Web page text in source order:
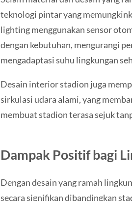
teknologi pintar yang
lighting menggunakan sensor
dengan kebutuhan, mengurangi
mengadaptasi suhu lingkungan
Desain interior stadion juga
sirkulasi udara alami, yang
membuat stadion terasa sejuk
Dampak Positif bagi
Dengan desain yang ramah
secara signifikan dibandingkan